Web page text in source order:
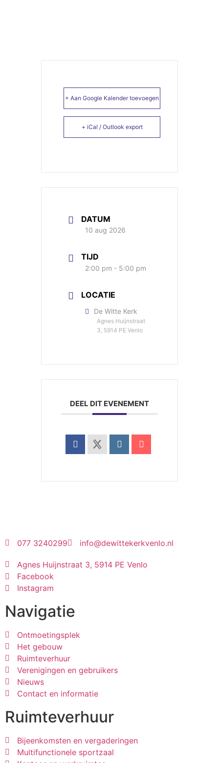
+ Aan Google Kalender toevoegen
+ iCal / Outlook export
DATUM
10 aug 2026
TIJD
2:00 pm - 5:00 pm
LOCATIE
De Witte Kerk
Agnes Huijnstraat
3, 5914 PE Venlo
DEEL DIT EVENEMENT
077 3240299 info@dewittekerkvenlo.nl
Agnes Huijnstraat 3, 5914 PE Venlo
Facebook
Instagram
Navigatie
Ontmoetingsplek
Het gebouw
Ruimteverhuur
Verenigingen en gebruikers
Nieuws
Contact en informatie
Ruimteverhuur
Bijeenkomsten en vergaderingen
Multifunctionele sportzaal